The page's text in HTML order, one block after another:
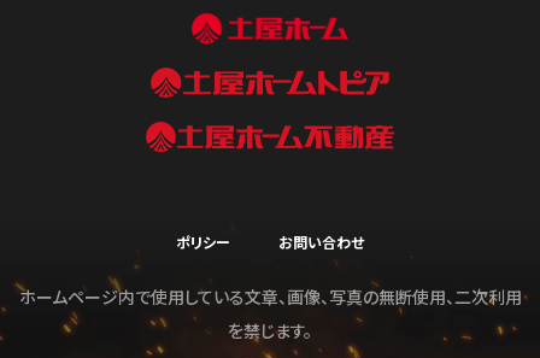
ポリシー お問い合わせ
ホームページ内で使用している文章、画像、写真の無断使用、二次利用
を禁じます。